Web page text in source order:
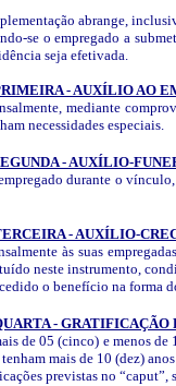
abrange,
se o empregado a
seja efetivada.
- AUXÍLIO AO
mediante
necessidades especiais.
- AUXÍLIO-
durante o
- AUXÍLIO-
às suas
neste instrumento,
o benefício na forma
- GRATIFICAÇÃO
de 05 (cinco) e menos
mais de 10 (dez)
previstas no “caput”,